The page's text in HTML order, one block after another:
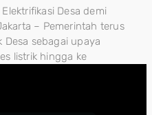
Desa demi
– Pemerintah terus
Desa sebagai upaya
listrik hingga ke